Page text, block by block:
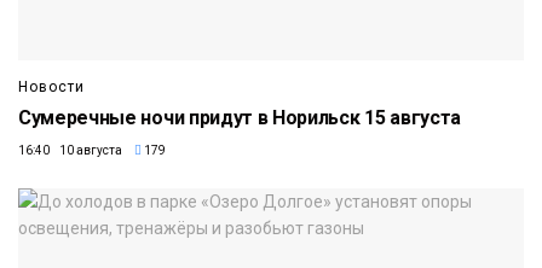
Новости
Сумеречные ночи придут в Норильск 15 августа
16:40 10 августа 179